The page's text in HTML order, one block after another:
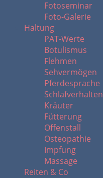
Fotoseminar
Foto-Galerie
Haltung
PAT-Werte
Botulismus
Flehmen
Sehvermögen
Pferdesprache
Schlafverhalten
Kräuter
Fütterung
Offenstall
Osteopathie
Impfung
Massage
Reiten & Co